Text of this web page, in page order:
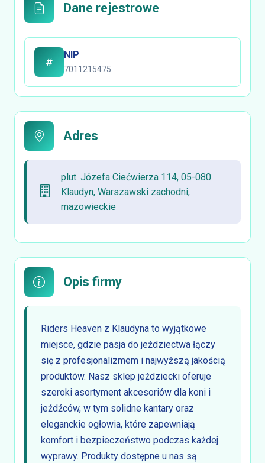
Dane rejestrowe
NIP
7011215475
Adres
plut. Józefa Ciećwierza 114, 05-080
Klaudyn, Warszawski zachodni,
mazowieckie
Opis firmy
Riders Heaven z Klaudyna to wyjątkowe
miejsce, gdzie pasja do jeździectwa łączy
się z profesjonalizmem i najwyższą jakością
produktów. Nasz sklep jeździecki oferuje
szeroki asortyment akcesoriów dla koni i
jeźdźców, w tym solidne kantary oraz
eleganckie ogłowia, które zapewniają
komfort i bezpieczeństwo podczas każdej
wyprawy. Produkty dostępne u nas są